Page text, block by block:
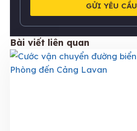
GỬI YÊU CẦU
Bài viết liên quan